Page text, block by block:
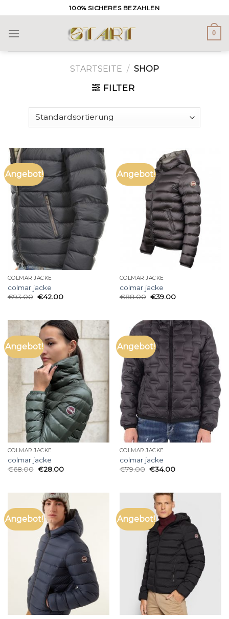
to
content
100% SICHERES BEZAHLEN
0
STARTSEITE / SHOP
FILTER
Angebot!
COLMAR JACKE
colmar jacke
€93.00 €42.00
Angebot!
COLMAR JACKE
colmar jacke
€88.00 €39.00
Angebot!
COLMAR JACKE
colmar jacke
€68.00 €28.00
Angebot!
COLMAR JACKE
colmar jacke
€79.00 €34.00
Angebot! Angebot!